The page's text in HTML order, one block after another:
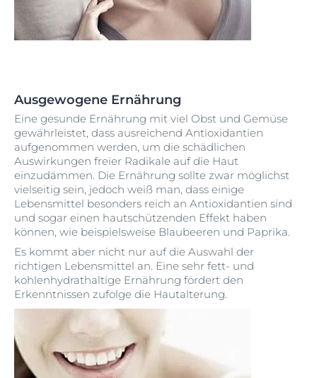
Ausgewogene Ernährung
Eine gesunde Ernährung mit viel Obst und Gemüse
gewährleistet, dass ausreichend Antioxidantien
aufgenommen werden, um die schädlichen
Auswirkungen freier Radikale auf die Haut
einzudämmen. Die Ernährung sollte zwar möglichst
vielseitig sein, jedoch weiß man, dass einige
Lebensmittel besonders reich an Antioxidantien sind
und sogar einen hautschützenden Effekt haben
können, wie beispielsweise Blaubeeren und Paprika.
Es kommt aber nicht nur auf die Auswahl der
richtigen Lebensmittel an. Eine sehr fett- und
kohlenhydrathaltige Ernährung fördert den
Erkenntnissen zufolge die Hautalterung.